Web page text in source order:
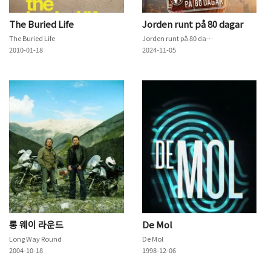
The Buried Life
The Buried Life
2010-01-18
Jorden runt på 80 dagar
Jorden runt på 80 dagar
2024-11-05
롱 웨이 라운드
Long Way Round
2004-10-18
De Mol
De Mol
1998-12-06